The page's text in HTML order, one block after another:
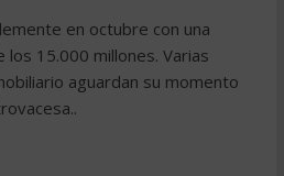
en octubre con una
15.000 millones. Varias
aguardan su momento